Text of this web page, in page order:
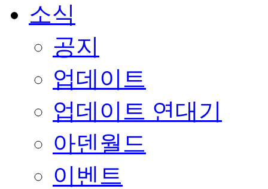
소식
공지
업데이트
업데이트 연대기
아덴월드
이벤트